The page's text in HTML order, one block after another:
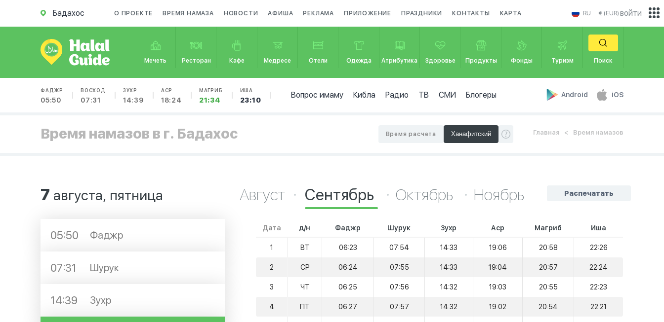
Бадахос О ПРОЕКТЕ ВРЕМЯ НАМАЗА НОВОСТИ АФИША РЕКЛАМА ПРИЛОЖЕНИЕ ПРАЗДНИКИ КОНТАКТЫ КАРТА RU € (EUR)
Мечеть Ресторан Кафе Медресе Отели Одежда Атрибутика Здоровье Продукты Фонды Туризм Поиск
ФАДЖР
05:50
ВОСХОД
07:31
ЗУХР
14:39
АСР
18:24
МАГРИБ
21:34
ИША
23:10
Вопрос имаму Кибла Радио ТВ СМИ Блогеры Android iOS
войти
Время намазов в г. Бадахос Главная Время намазов
Время расчета
7 августа, пятница
05:50 Фаджр
07:31 Шурук
14:39 Зухр
Распечатать
Август Сентябрь Октябрь Ноябрь
Дата д/н Фаджр Шурук Зухр Аср Магриб Иша
1 ВТ 06:23 07:54 14:33 19:06 20:58 22:26
2 СР 06:24 07:55 14:33 19:04 20:57 22:24
3 ЧТ 06:25 07:56 14:32 19:03 20:55 22:23
4 ПТ 06:27 07:57 14:32 19:02 20:54 22:21